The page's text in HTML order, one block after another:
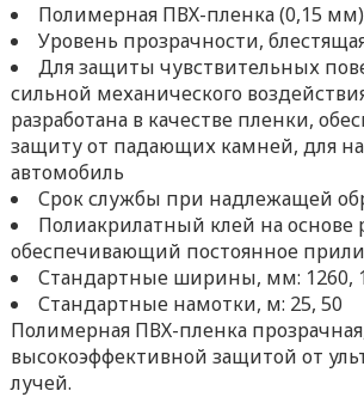
Полимерная ПВХ-пленка (0,15 мм)
Уровень прозрачности,
Для защиты чувствительных
сильной механического
разработана в качестве пленки,
защиту от падающих камней, для
автомобиль
Срок службы при надлежащей
Полиакрилатный клей на основе
обеспечивающий постоянное
Стандартные ширины, мм: 1260,
Стандартные намотки, м: 25, 50
Полимерная ПВХ-пленка
высокоэффективной защитой от
лучей.